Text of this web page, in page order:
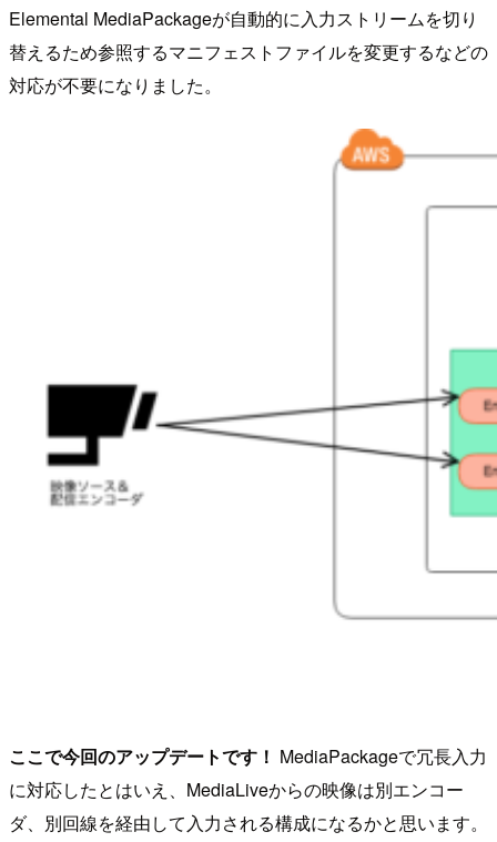
Elemental MediaPackageが自動的に入力ストリームを切り
替えるため参照するマニフェストファイルを変更するなどの
対応が不要になりました。
ここで今回のアップデートです！ MediaPackageで冗長入力
に対応したとはいえ、MediaLiveからの映像は別エンコー
ダ、別回線を経由して入力される構成になるかと思います。